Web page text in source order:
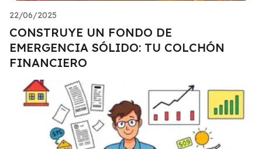
22/06/2025
CONSTRUYE UN FONDO DE
EMERGENCIA SÓLIDO: TU COLCHÓN
FINANCIERO